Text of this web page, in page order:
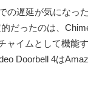
の遅延が気になっ
だったのは、
ャイムとして機能
Doorbell 4は